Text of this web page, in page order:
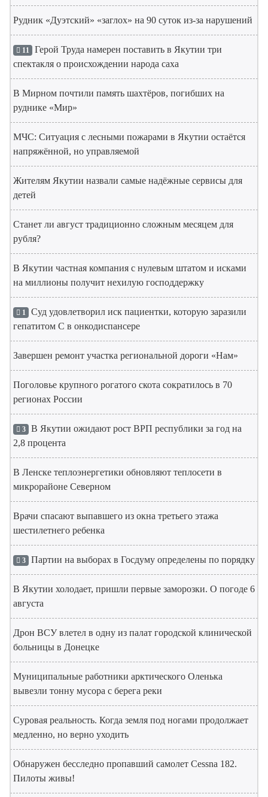
Рудник «Дуэтский» «заглох» на 90 суток из-за нарушений
11 Герой Труда намерен поставить в Якутии три
спектакля о происхождении народа саха
В Мирном почтили память шахтёров, погибших на
руднике «Мир»
МЧС: Ситуация с лесными пожарами в Якутии остаётся
напряжённой, но управляемой
Жителям Якутии назвали самые надёжные сервисы для
детей
Станет ли август традиционно сложным месяцем для
рубля?
В Якутии частная компания с нулевым штатом и исками
на миллионы получит нехилую господдержку
1 Суд удовлетворил иск пациентки, которую заразили
гепатитом С в онкодиспансере
Завершен ремонт участка региональной дороги «Нам»
Поголовье крупного рогатого скота сократилось в 70
регионах России
3 В Якутии ожидают рост ВРП республики за год на
2,8 процента
В Ленске теплоэнергетики обновляют теплосети в
микрорайоне Северном
Врачи спасают выпавшего из окна третьего этажа
шестилетнего ребенка
3 Партии на выборах в Госдуму определены по порядку
В Якутии холодает, пришли первые заморозки. О погоде 6
августа
Дрон ВСУ влетел в одну из палат городской клинической
больницы в Донецке
Муниципальные работники арктического Оленька
вывезли тонну мусора с берега реки
Суровая реальность. Когда земля под ногами продолжает
медленно, но верно уходить
Обнаружен бесследно пропавший самолет Cessna 182.
Пилоты живы!